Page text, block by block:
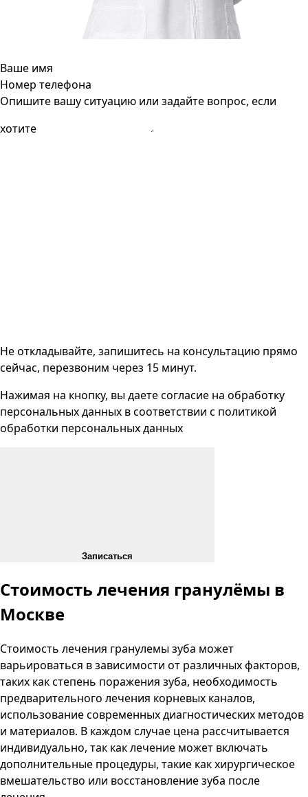
Ваше имя
Номер телефона
Опишите вашу ситуацию или задайте вопрос, если
хотите
Не откладывайте, запишитесь на консультацию прямо
сейчас, перезвоним через 15 минут.
Нажимая на кнопку, вы даете согласие на обработку
персональных данных в соответствии с политикой
обработки персональных данных
Записаться
Стоимость лечения гранулёмы в
Москве
Стоимость лечения гранулемы зуба может
варьироваться в зависимости от различных факторов,
таких как степень поражения зуба, необходимость
предварительного лечения корневых каналов,
использование современных диагностических методов
и материалов. В каждом случае цена рассчитывается
индивидуально, так как лечение может включать
дополнительные процедуры, такие как хирургическое
вмешательство или восстановление зуба после